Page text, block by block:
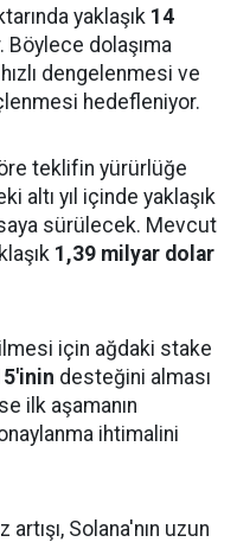
yaklaşık 14
Böylece dolaşıma
dengelenmesi ve
hedefleniyor.
teklifin yürürlüğe
altı yıl içinde yaklaşık
sürülecek. Mevcut
1,39 milyar dolar
için ağdaki stake
desteğini alması
ilk aşamanın
ihtimalini
Solana'nın uzun